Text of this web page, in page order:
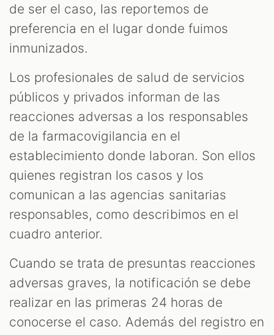
de ser el caso, las reportemos de
preferencia en el lugar donde fuimos
inmunizados.
Los profesionales de salud de servicios
públicos y privados informan de las
reacciones adversas a los responsables
de la farmacovigilancia en el
establecimiento donde laboran. Son ellos
quienes registran los casos y los
comunican a las agencias sanitarias
responsables, como describimos en el
cuadro anterior.
Cuando se trata de presuntas reacciones
adversas graves, la notificación se debe
realizar en las primeras 24 horas de
conocerse el caso. Además del registro en